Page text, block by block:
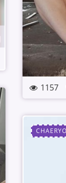
1157